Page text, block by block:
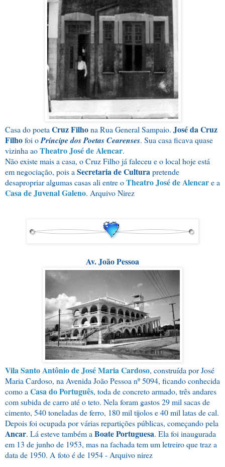
Casa do poeta Cruz Filhona Rua General Sampaio. José da Cruz
Filhofoi oPríncipe dos Poetas Cearenses. Sua casa ficava quase
vizinha aoTheatro José de Alencar.
Não existe mais a casa, o Cruz Filho já faleceu e o local hoje está
em negociação, pois a Secretaria de Cultura pretende
desapropriar algumas casas ali entre oTheatro José de Alencare a
Casa de Juvenal Galeno. Arquivo Nirez
Av. João Pessoa
Vila Santo Antônio de José Maria Cardoso, construída por José
Maria Cardoso, na Avenida João Pessoa nº 5094, ficando conhecida
como a Casa do Português, toda de concreto armado, três andares
com subida de carro até o teto. Nela foram gastos 29 mil sacas de
cimento, 540 toneladas de ferro, 180 mil tijolos e 40 mil latas de cal.
Depois foi ocupada por várias repartições públicas, começando pela
Ancar. Lá esteve também a Boate Portuguesa. Ela foi inaugurada
em 13 de junho de 1953, mas na fachada tem um letreiro que traz a
data de 1950. A foto é de 1954 - Arquivo nirez